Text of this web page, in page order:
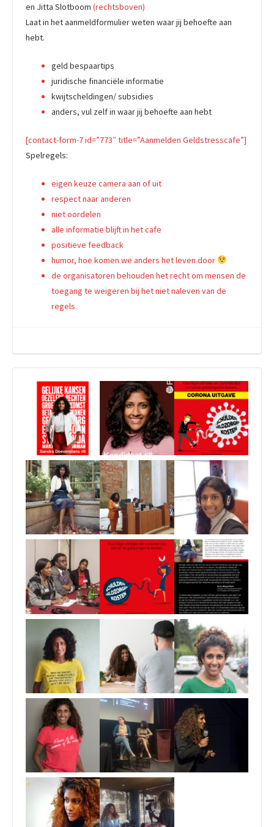
en Jitta Slotboom (rechtsboven)
Laat in het aanmeldformulier weten waar jij behoefte aan
hebt.
geld bespaartips
juridische financiële informatie
kwijtscheldingen/ subsidies
anders, vul zelf in waar jij behoefte aan hebt
[contact-form-7 id=”773″ title=”Aanmelden Geldstresscafe”]
Spelregels:
eigen keuze camera aan of uit
respect naar anderen
niet oordelen
alle informatie blijft in het cafe
positieve feedback
humor, hoe komen we anders het leven door
de organisatoren behouden het recht om mensen de
toegang te weigeren bij het niet naleven van de
regels.